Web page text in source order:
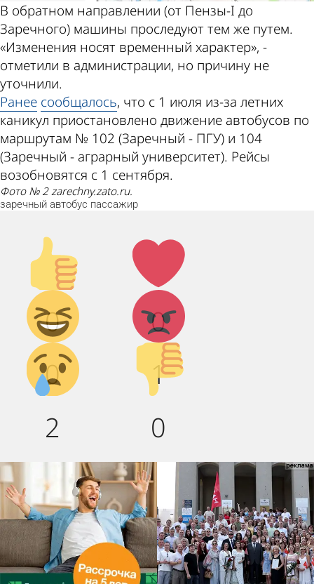
В обратном направлении (от Пензы-I до
Заречного) машины проследуют тем же путем.
«Изменения носят временный характер», -
отметили в администрации, но причину не
уточнили.
Ранее сообщалось, что с 1 июля из-за летних
каникул приостановлено движение автобусов по
маршрутам № 102 (Заречный - ПГУ) и 104
(Заречный - аграрный университет). Рейсы
возобновятся с 1 сентября.
Фото № 2 zarechny.zato.ru.
заречный автобус пассажир
Палец
вверх!
0
Лайк!
0
Дикий
смех!
0
Агрессия!
1
Грусть :(
2
Палец
вниз!
0